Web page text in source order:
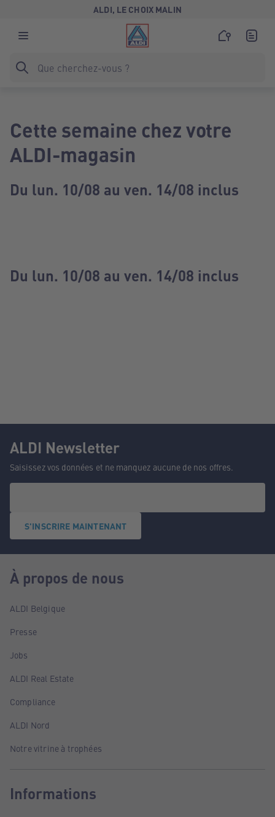
ALDI, LE CHOIX MALIN
Cette semaine chez votre
ALDI-magasin
Du lun. 10/08 au ven. 14/08 inclus
Du lun. 10/08 au ven. 14/08 inclus
ALDI Newsletter
Saisissez vos données et ne manquez aucune de nos offres.
S'INSCRIRE MAINTENANT
À propos de nous
ALDI Belgique
Presse
Jobs
ALDI Real Estate
Compliance
ALDI Nord
Notre vitrine à trophées
Informations